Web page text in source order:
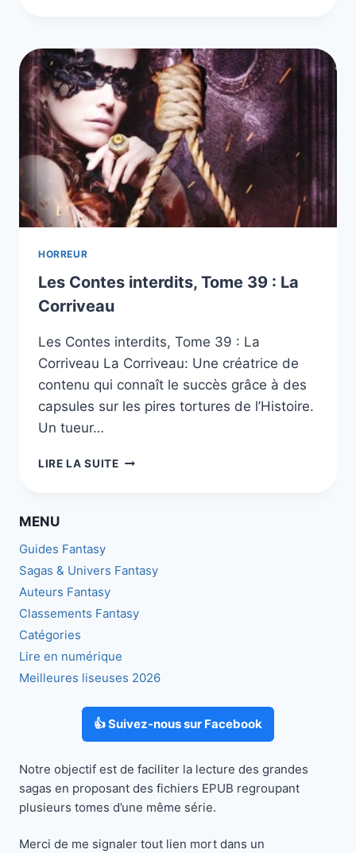
–
LIVRE
DE
JOE
ABERCROMBIE
HORREUR
Les Contes interdits, Tome 39 : La
Corriveau
Les Contes interdits, Tome 39 : La
Corriveau La Corriveau: Une créatrice de
contenu qui connaît le succès grâce à des
capsules sur les pires tortures de l’Histoire.
Un tueur…
LIRE LA SUITELES
CORRIVEAU
MENU
Guides Fantasy
Sagas & Univers Fantasy
Auteurs Fantasy
Classements Fantasy
Catégories
Lire en numérique
Meilleures liseuses 2026
👍 Suivez-nous sur Facebook
Notre objectif est de faciliter la lecture des grandes
sagas en proposant des fichiers EPUB regroupant
plusieurs tomes d’une même série.
Merci de me signaler tout lien mort dans un